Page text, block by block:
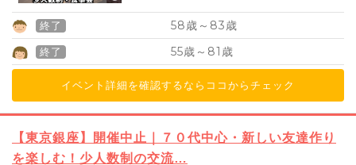
終了 58歳～ 83歳
終了 55歳～ 81 歳
イベント詳細を確認するならココからチェック
【東京銀座】開催中止｜７０代中心・新しい友達作り
を楽しむ！少人数制の交流…